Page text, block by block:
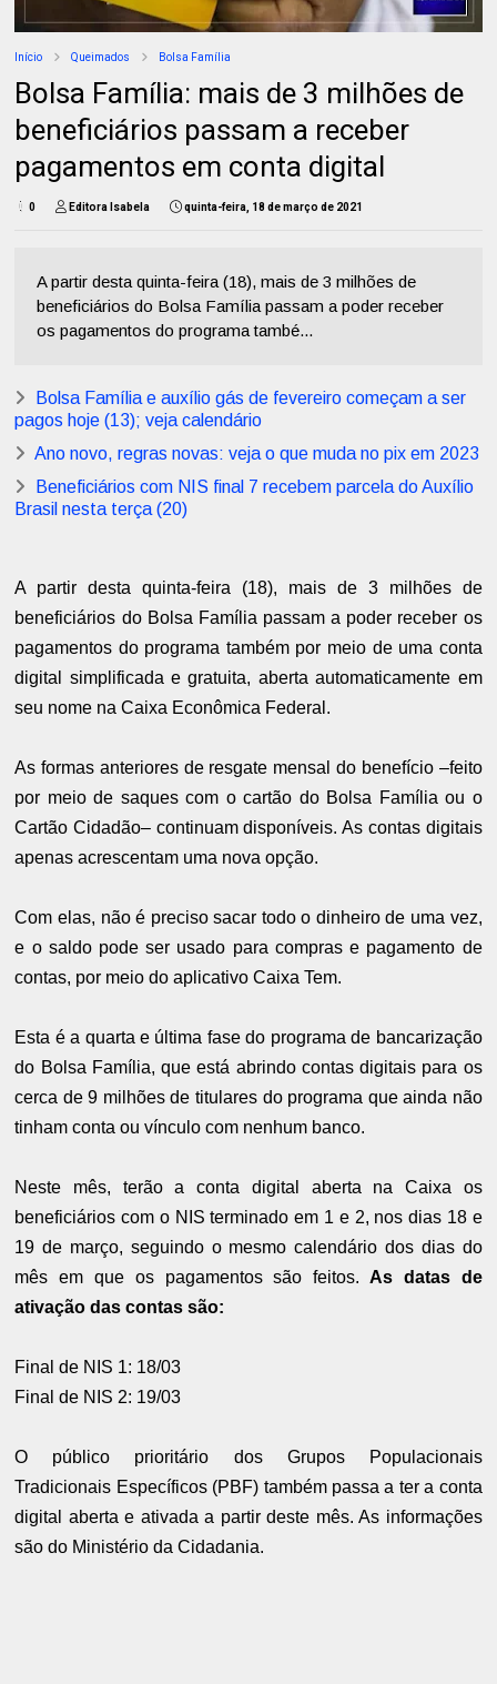
Início Queimados Bolsa Família
Bolsa Família: mais de 3 milhões de
beneficiários passam a receber
pagamentos em conta digital
0 Editora Isabela quinta-feira, 18 de março de 2021
A partir desta quinta-feira (18), mais de 3 milhões de
beneficiários do Bolsa Família passam a poder receber
os pagamentos do programa també...
Bolsa Família e auxílio gás de fevereiro começam a ser
pagos hoje (13); veja calendário
Ano novo, regras novas: veja o que muda no pix em 2023
Beneficiários com NIS final 7 recebem parcela do Auxílio
Brasil nesta terça (20)
A partir desta quinta-feira (18), mais de 3 milhões de
beneficiários do Bolsa Família passam a poder receber os
pagamentos do programa também por meio de uma conta
digital simplificada e gratuita, aberta automaticamente em
seu nome na Caixa Econômica Federal.
As formas anteriores de resgate mensal do benefício –feito
por meio de saques com o cartão do Bolsa Família ou o
Cartão Cidadão– continuam disponíveis. As contas digitais
apenas acrescentam uma nova opção.
Com elas, não é preciso sacar todo o dinheiro de uma vez,
e o saldo pode ser usado para compras e pagamento de
contas, por meio do aplicativo Caixa Tem.
Esta é a quarta e última fase do programa de bancarização
do Bolsa Família, que está abrindo contas digitais para os
cerca de 9 milhões de titulares do programa que ainda não
tinham conta ou vínculo com nenhum banco.
Neste mês, terão a conta digital aberta na Caixa os
beneficiários com o NIS terminado em 1 e 2, nos dias 18 e
19 de março, seguindo o mesmo calendário dos dias do
mês em que os pagamentos são feitos. As datas de
ativação das contas são:
Final de NIS 1: 18/03
Final de NIS 2: 19/03
O público prioritário dos Grupos Populacionais
Tradicionais Específicos (PBF) também passa a ter a conta
digital aberta e ativada a partir deste mês. As informações
são do Ministério da Cidadania.